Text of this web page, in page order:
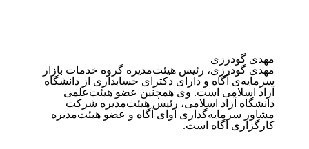
مهدی گودرزی
مهدی گودرزی، رئیس هیئت‌مدیره گروه خدمات بازار
سرمایه‌ی آگاه و دارای دکترای حسابداری از دانشگاه
آزاد اسلامی است. وی همچنین عضو هیئت‌علمی
دانشگاه آزاد اسلامی، رئیس هیئت‌مدیره شرکت
مشاور سرمایه‌گذاری آوای آگاه و عضو هیئت‌مدیره
کارگزاری آگاه است.